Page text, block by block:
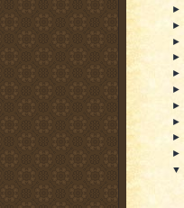
►
►
►
►
►
►
►
►
►
►
▼